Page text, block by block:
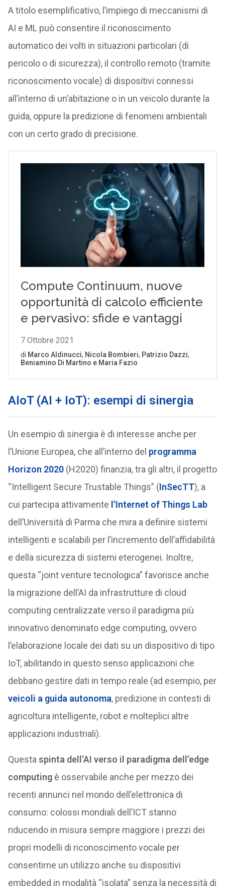
A titolo esemplificativo, l’impiego di meccanismi di
AI e ML può consentire il riconoscimento
automatico dei volti in situazioni particolari (di
pericolo o di sicurezza), il controllo remoto (tramite
riconoscimento vocale) di dispositivi connessi
all’interno di un’abitazione o in un veicolo durante la
guida, oppure la predizione di fenomeni ambientali
con un certo grado di precisione.
AIoT (AI + IoT): esempi di sinergia
Un esempio di sinergia è di interesse anche per
l’Unione Europea, che all’interno del programma
Horizon 2020(H2020) finanzia, tra gli altri, il progetto
“Intelligent Secure Trustable Things” (InSecTT), a
cui partecipa attivamente l’Internet of Things Lab
dell’Università di Parma che mira a definire sistemi
intelligenti e scalabili per l’incremento dell’affidabilità
e della sicurezza di sistemi eterogenei. Inoltre,
questa “joint venture tecnologica” favorisce anche
la migrazione dell’AI da infrastrutture di cloud
computing centralizzate verso il paradigma più
innovativo denominato edge computing, ovvero
l’elaborazione locale dei dati su un dispositivo di tipo
IoT, abilitando in questo senso applicazioni che
debbano gestire dati in tempo reale (ad esempio, per
veicoli a guida autonoma, predizione in contesti di
agricoltura intelligente, robot e molteplici altre
applicazioni industriali).
Questa spinta dell’AI verso il paradigma dell’edge
computing è osservabile anche per mezzo dei
recenti annunci nel mondo dell’elettronica di
consumo: colossi mondiali dell’ICT stanno
riducendo in misura sempre maggiore i prezzi dei
propri modelli di riconoscimento vocale per
consentirne un utilizzo anche su dispositivi
embedded in modalità “isolata” senza la necessità di